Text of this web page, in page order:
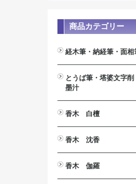
商品カテゴリー
経木筆・納経筆・面相
経木筆（木札専用筆）
納経筆(納経帳専用）
面相筆
とうば筆・塔婆文字削
墨汁
とうば筆
塔婆文字削り
塔婆入れ袋
塔婆・経木・木面専用
香木 白檀
白檀・刻み
白檀・切葉
白檀・角割（分割）
白檀・塗香入
白檀・香合
白檀・腕輪（念珠）
白檀木・彫刻
入浴剤 カッコウ・白
白檀の香りの消毒液
香木 沈香
沈香・刻み（粉末）
沈香・爪 割 笹
沈香・原木
沈香・香合
沈香・香炉
沈香・ストラップ
沈香・腕輪
沈香・芴
沈香・彫刻
香木 伽羅